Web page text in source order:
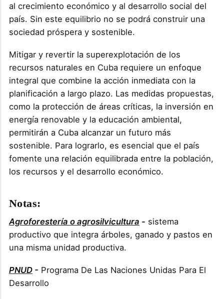
al crecimiento económico y al desarrollo social del
país. Sin este equilibrio no se podrá construir una
sociedad próspera y sostenible.
Mitigar y revertir la superexplotación de los
recursos naturales en Cuba requiere un enfoque
integral que combine la acción inmediata con la
planificación a largo plazo. Las medidas propuestas,
como la protección de áreas críticas, la inversión en
energía renovable y la educación ambiental,
permitirán a Cuba alcanzar un futuro más
sostenible. Para lograrlo, es esencial que el país
fomente una relación equilibrada entre la población,
los recursos y el desarrollo económico.
Notas:
Agroforestería o agrosilvicultura - sistema
productivo que integra árboles, ganado y pastos en
una misma unidad productiva.
PNUD- Programa De Las Naciones Unidas Para El
Desarrollo